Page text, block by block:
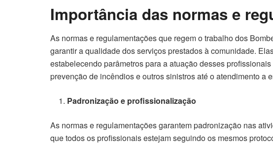
Importância das normas e
As normas e regulamentações que regem o trabalho dos
garantir a qualidade dos serviços prestados à comunidade.
estabelecendo parâmetros para a atuação desses
prevenção de incêndios e outros sinistros até o atendimento a
Padronização e profissionalização
As normas e regulamentações garantem padronização nas
que todos os profissionais estejam seguindo os mesmos